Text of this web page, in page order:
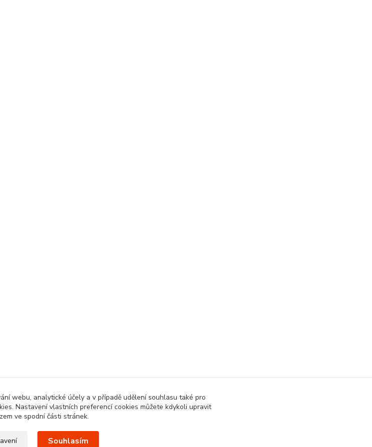
webu, analytické účely a v případě udělení souhlasu také pro
Nastavení vlastních preferencí cookies můžete kdykoli upravit
ve spodní části stránek.
Souhlasím